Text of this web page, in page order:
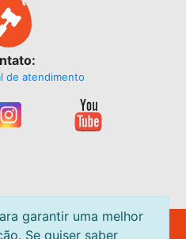
de atendimento
Centavos. Leilões acontecendo
garantir uma melhor
Se quiser saber